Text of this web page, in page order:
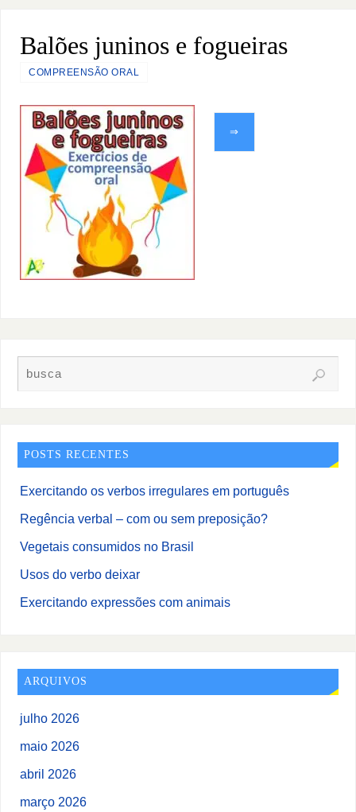
Balões juninos e fogueiras
COMPREENSÃO ORAL
⇒
POSTS RECENTES
Exercitando os verbos irregulares em português
Regência verbal – com ou sem preposição?
Vegetais consumidos no Brasil
Usos do verbo deixar
Exercitando expressões com animais
ARQUIVOS
julho 2026
maio 2026
abril 2026
março 2026